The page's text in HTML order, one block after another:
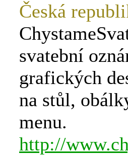
Česká
svatební
grafických
na stůl,
menu.
http://